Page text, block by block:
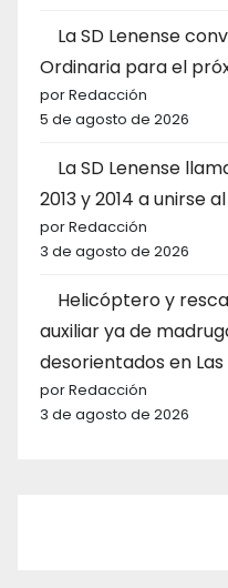
La SD Lenense
Ordinaria para el
por Redacción
5 de agosto de 2026
La SD Lenense
2013 y 2014 a unirse
por Redacción
3 de agosto de 2026
Helicóptero y
auxiliar ya de
desorientados en Las
por Redacción
3 de agosto de 2026